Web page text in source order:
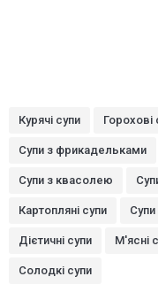
Курячі супи Горохові
Супи з фрикадельками
Супи з квасолею
Картопляні супи Супи
Дієтичні супи М'ясні
Солодкі супи